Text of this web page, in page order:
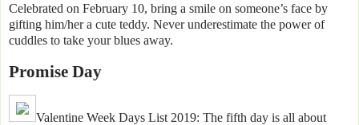
Celebrated on February 10, bring a smile on someone’s face by
gifting him/her a cute teddy. Never underestimate the power of
cuddles to take your blues away.
Promise Day
Valentine Week Days List 2019: The fifth day is all about